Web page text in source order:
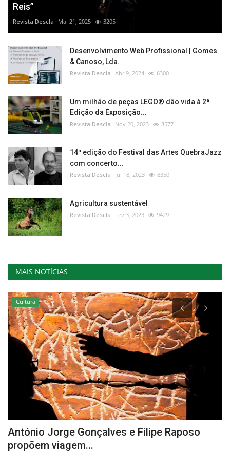
Reis”
Revista Descla Mai 21, 2025 3205
Desenvolvimento Web Profissional | Gomes
& Canoso, Lda.
Revista Descla Abr 9, 2024 6300
Um milhão de peças LEGO® dão vida à 2ª
Edição da Exposição...
Revista Descla Nov 20, 2023 8577
14ª edição do Festival das Artes QuebraJazz
com concerto...
Revista Descla Jul 18, 2023 8350
Agricultura sustentável
Revista Descla Fev 3, 2023 9429
MAIS NOTÍCIAS
Cultura
António Jorge Gonçalves e Filipe Raposo
propõem viagem...